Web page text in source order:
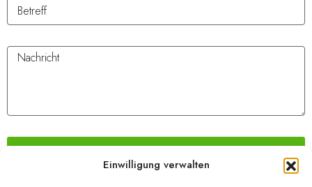
Einwilligung verwalten